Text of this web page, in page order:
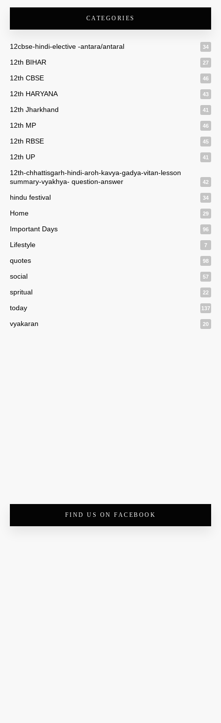
CATEGORIES
12cbse-hindi-elective -antara/antaral 34
12th BIHAR 27
12th CBSE 46
12th HARYANA 43
12th Jharkhand 41
12th MP 46
12th RBSE 45
12th UP 41
12th-chhattisgarh-hindi-aroh-kavya-gadya-vitan-lesson
summary-vyakhya- question-answer
42
hindu festival 34
Home 29
Important Days 96
Lifestyle 7
quotes 98
social 57
spritual 22
today 137
vyakaran 20
FIND US ON FACEBOOK